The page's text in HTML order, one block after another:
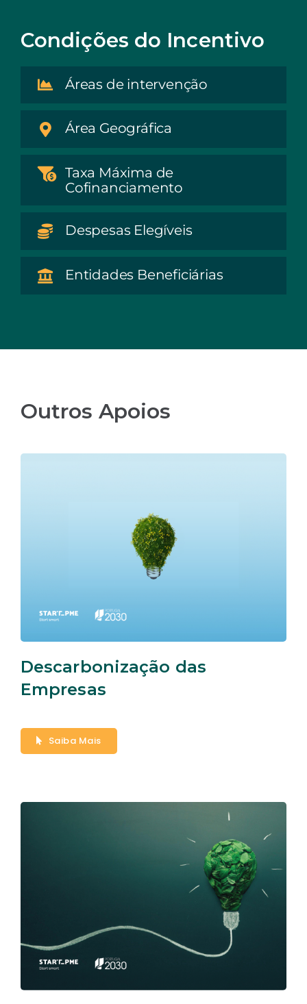
Condições do Incentivo
Áreas de intervenção
Área Geográfica
Taxa Máxima de
Cofinanciamento
Despesas Elegíveis
Entidades Beneficiárias
Outros Apoios
Descarbonização das
Empresas
Saiba Mais